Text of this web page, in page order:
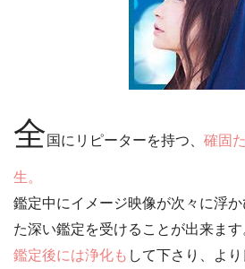
全国にリピーターを持つ、 確固
生。
鑑定中にイメージ映像が次々に浮
た深い鑑定を受けることが出来ます
鑑定後には浄化も して下さり、よ